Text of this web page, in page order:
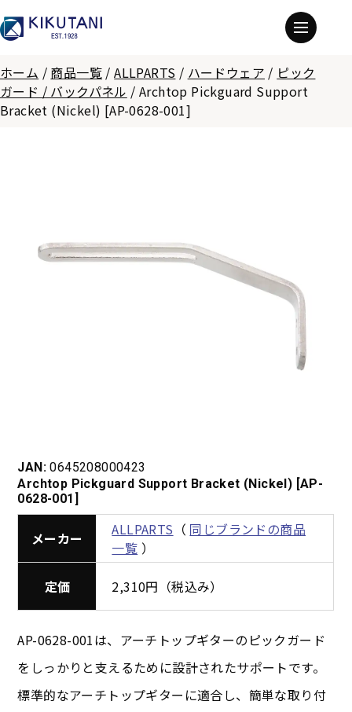
ホーム / 商品一覧 /ALLPARTS / ハードウェア / ピック
ガード / バックパネル /Archtop Pickguard Support
Bracket (Nickel) [AP-0628-001]
JAN: 0645208000423
Archtop Pickguard Support Bracket (Nickel) [AP-
0628-001]
メーカー ALLPARTS （ 同じブランドの商品
一覧 ）
定価 2,310円（税込み）
AP-0628-001は、アーチトップギターのピックガード
をしっかりと支えるために設計されたサポートです。
標準的なアーチトップギターに適合し、簡単な取り付